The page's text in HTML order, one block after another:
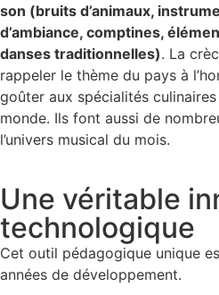
son (bruits d’animaux,
d’ambiance, comptines,
danses traditionnelles). La
rappeler le thème du pays à
goûter aux spécialités
monde. Ils font aussi de
l’univers musical du mois.
Une véritable
technologique​
Cet outil pédagogique unique
années de développement.